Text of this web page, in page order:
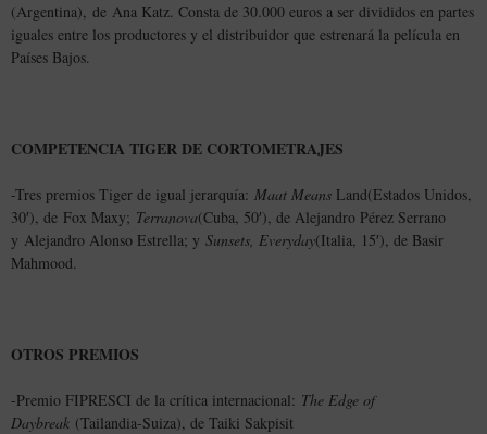
(Argentina), de Ana Katz. Consta de 30.000 euros a ser divididos en partes
iguales entre los productores y el distribuidor que estrenará la película en
Países Bajos.
COMPETENCIA TIGER DE CORTOMETRAJES
-Tres premios Tiger de igual jerarquía: Maat Means Land(Estados Unidos,
30′), de Fox Maxy; Terranova(Cuba, 50′), de Alejandro Pérez Serrano
y Alejandro Alonso Estrella; y Sunsets, Everyday(Italia, 15′), de Basir
Mahmood.
OTROS PREMIOS
-Premio FIPRESCI de la crítica internacional: The Edge of
Daybreak (Tailandia-Suiza), de Taiki Sakpisit